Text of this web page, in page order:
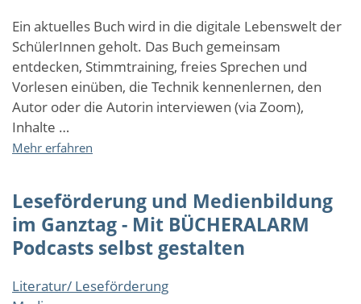
Ein aktuelles Buch wird in die digitale Lebenswelt der
SchülerInnen geholt. Das Buch gemeinsam
entdecken, Stimmtraining, freies Sprechen und
Vorlesen einüben, die Technik kennenlernen, den
Autor oder die Autorin interviewen (via Zoom),
Inhalte …
Mehr erfahren
Medienbildung
Ganztag
-
BÜCHERALARM
Leseförderung und Medienbildung
im Ganztag - Mit BÜCHERALARM
Podcasts selbst gestalten
Literatur/ Leseförderung